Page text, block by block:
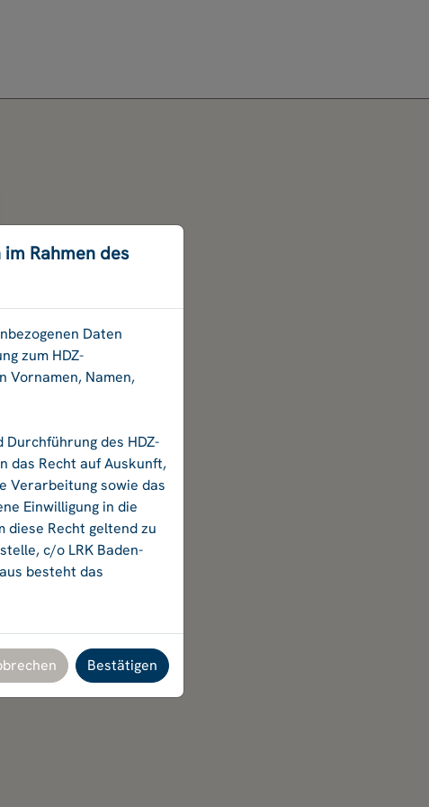
Rahmen des
Daten
zum HDZ-
Vornamen, Namen,
des HDZ-
das Recht auf Auskunft,
Verarbeitung sowie das
Einwilligung in die
Recht geltend zu
c/o LRK Baden-
besteht das
Bestätigen